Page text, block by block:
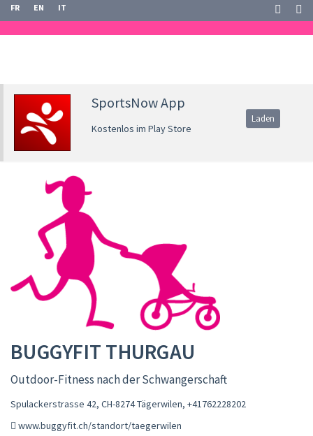
FR EN IT
SportsNow App
Kostenlos im Play Store
Laden
BUGGYFIT THURGAU
Outdoor-Fitness nach der Schwangerschaft
Spulackerstrasse 42, CH-8274 Tägerwilen, +41762228202
www.buggyfit.ch/standort/taegerwilen